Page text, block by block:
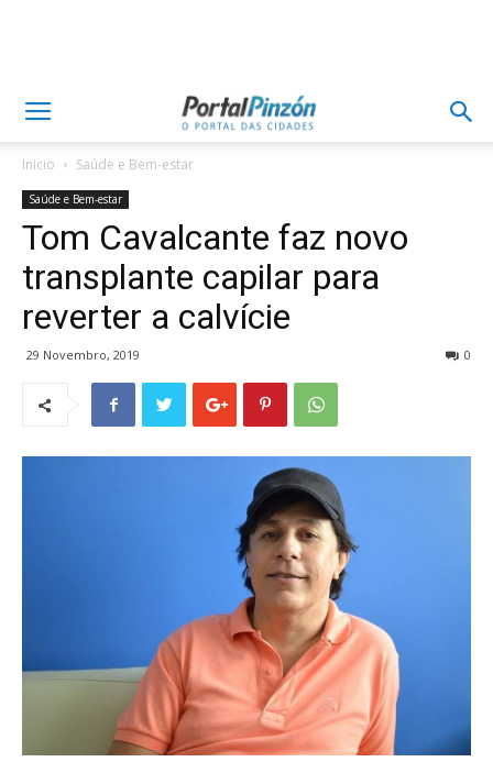
Inicio Saúde e Bem-estar
Saúde e Bem-estar
Tom Cavalcante faz novo
transplante capilar para
reverter a calvície
29 Novembro, 2019 0